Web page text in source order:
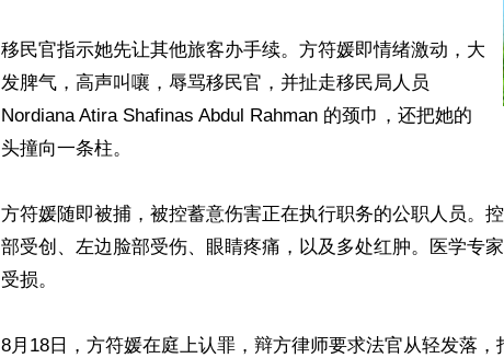
移民官指示她先让其他旅客办手续。方符媛即情绪激动，大
发脾气，高声叫嚷，辱骂移民官，并扯走移民局人员
Nordiana Atira Shafinas Abdul Rahman 的颈巾，还把她的
头撞向一条柱。
方符媛随即被捕，被控蓄意伤害正在执行职务的公职人员。
部受创、左边脸部受伤、眼睛疼痛，以及多处红肿。医学专
受损。
8月18日，方符媛在庭上认罪，辩方律师要求法官从轻发落